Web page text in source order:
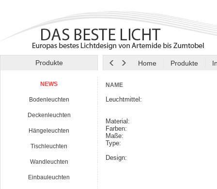
Produkte Home Produkte
NEWS
Bodenleuchten
Deckenleuchten
Hängeleuchten
Tischleuchten
Wandleuchten
Einbauleuchten
NAME
Leuchtmittel:
Material:
Farben:
Maße:
Type:
Design: